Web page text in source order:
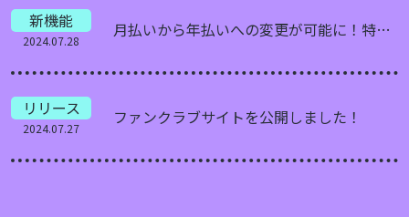
新機能
2024.07.28
月払いから年払いへの変更が可能に！特典充実の年払いプランをぜひご検討ください
リリース
2024.07.27
ファンクラブサイトを公開しました！